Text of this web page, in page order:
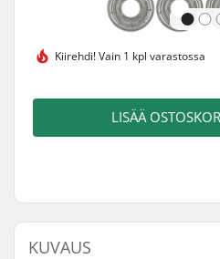
Kiirehdi!Vain 1 kpl varastossa
LISÄÄ
KUVAUS